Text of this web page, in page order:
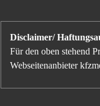
Disclaimer/
Für den oben stehend
Webseitenanbieter